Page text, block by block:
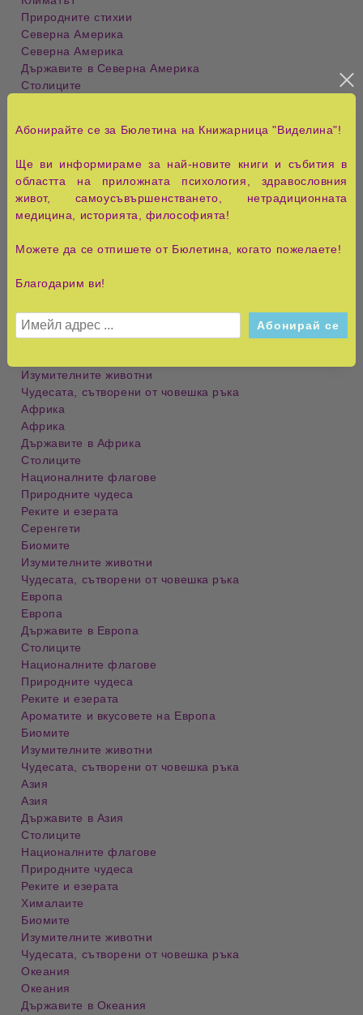
Природните стихии
Северна Америка
Северна Америка
Държавите в Северна Америка
Столиците
Реките и езерата
Биомите
Изумителните животни
Чудесата, сътворени от човешка ръка
Южна Америка
Държавите в Южна Америка
Националните флагове
Реките и езерата
Амазонка
Изумителните животни
Чудесата, сътворени от човешка ръка
Африка
Африка
Държавите в Африка
Столиците
Националните флагове
Природните чудеса
Реките и езерата
Серенгети
Биомите
Изумителните животни
Чудесата, сътворени от човешка ръка
Европа
Европа
Държавите в Европа
Столиците
Националните флагове
Природните чудеса
Реките и езерата
Ароматите и вкусовете на Европа
Биомите
Изумителните животни
Чудесата, сътворени от човешка ръка
Азия
Азия
Държавите в Азия
Столиците
Националните флагове
Природните чудеса
Реките и езерата
Хималаите
Биомите
Изумителните животни
Чудесата, сътворени от човешка ръка
Океания
Океания
Държавите в Океания
Абонирайте се за Бюлетина на Книжарница "Виделина"!
Ще ви информираме за най-новите книги и събития в
областта на приложната психология, здравословния
живот, самоусъвършенстването, нетрадиционната
медицина, историята, философията!
Можете да се отпишете от Бюлетина, когато пожелаете!
Благодарим ви!